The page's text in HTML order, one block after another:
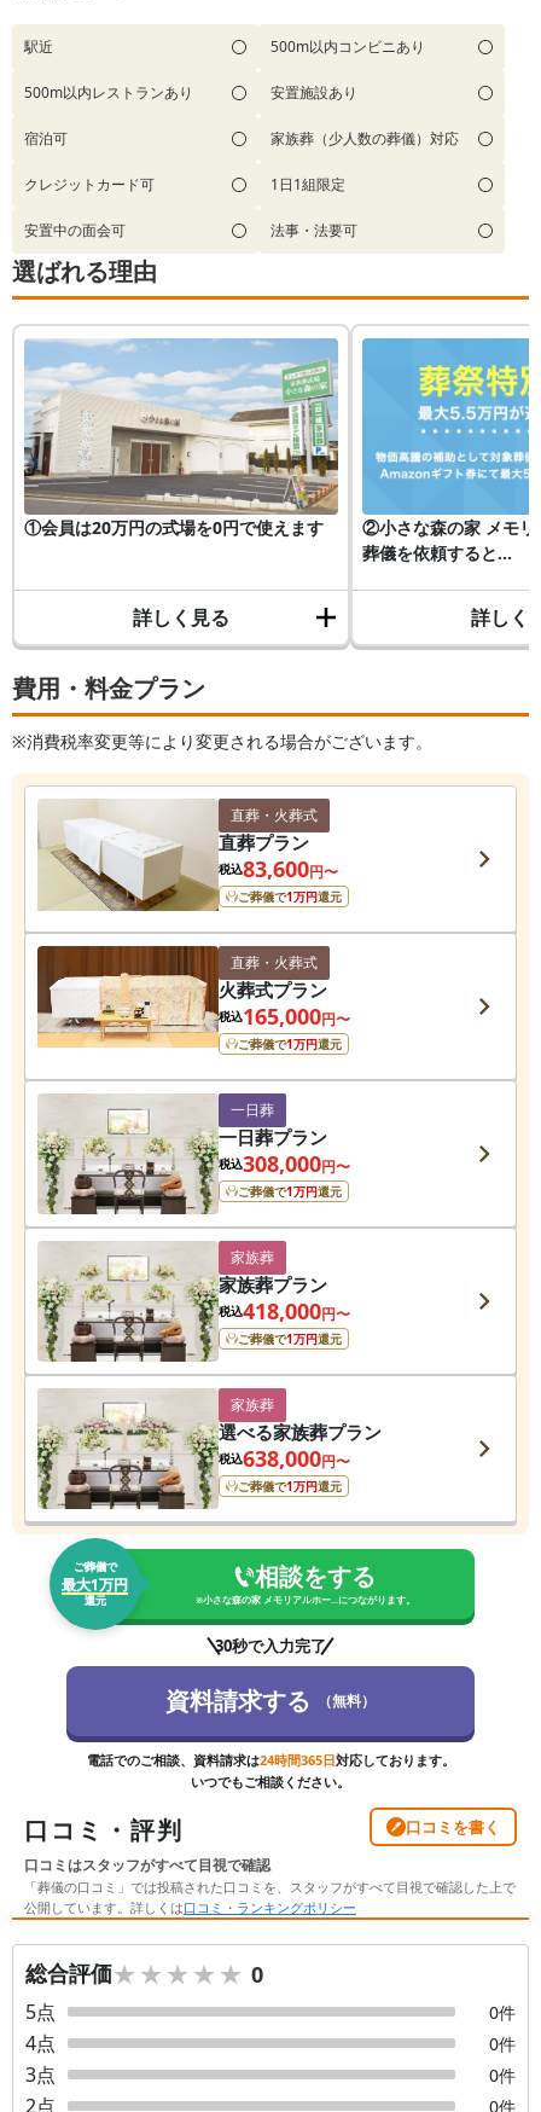
費用・料金プラン
※消費税率変更等により変更される場合がございます。
直葬・火葬式
直葬プラン
税込83,600円〜
ご葬儀で1万円還元
直葬・火葬式
火葬式プラン
税込165,000円〜
ご葬儀で1万円還元
一日葬
一日葬プラン
税込308,000円〜
ご葬儀で1万円還元
家族葬
家族葬プラン
税込418,000円〜
ご葬儀で1万円還元
家族葬
選べる家族葬プラン
税込638,000円〜
ご葬儀で1万円還元
ご葬儀で
最大1万円
還元
相談をする
※小さな森の家 メモリアルホー... につながります。
30秒で入力完了
資料請求する （無料）
電話でのご相談、資料請求は24時間365日対応しております。
いつでもご相談ください。
口コミ・評判 口コミを書く
口コミはスタッフがすべて目視で確認
「葬儀の口コミ」では投稿された口コミを、スタッフがすべて目視で確認した上で
公開しています。詳しくは口コミ・ランキングポリシー
総合評価★★★★★
★★★★★ 0
5点 0件
4点 0件
3点 0件
2点 0件
駅近 500m以内コンビニあり
500m以内レストランあり 安置施設あり
宿泊可 家族葬（少人数の葬儀）対応
クレジットカード可 1日1組限定
安置中の面会可 法事・法要可
選ばれる理由
①会員は20万円の式場を0円で使えます
詳しく見る
②小さな森の家 メモリ
葬儀を依頼すると...
詳しく